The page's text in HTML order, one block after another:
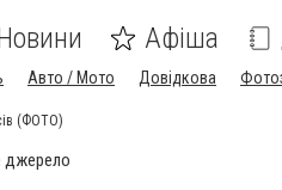
Афіша
Авто / Мото Довідкова
(ФОТО)
джерело